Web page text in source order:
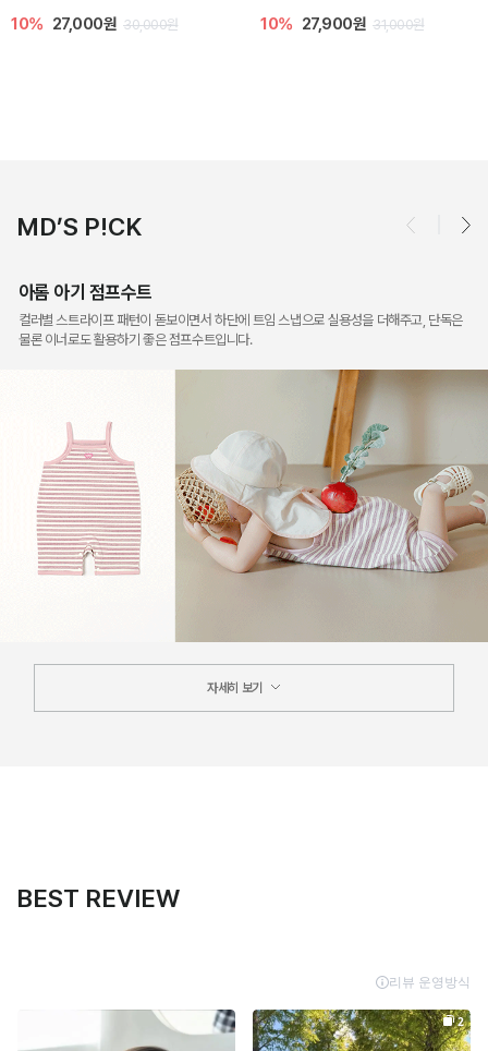
모나 아기 블라우스 세트 [SIZE ~6Y] 로미나 라운지 셋업
MD’S P!CK
아롬 아기 점프수트
컬러별 스트라이프 패턴이 돋보이면서 하단에 트임 스냅으로 실용성을 더해주고, 단독은
물론 이너로도 활용하기 좋은 점프수트입니다.
자세히 보기
BEST REVIEW